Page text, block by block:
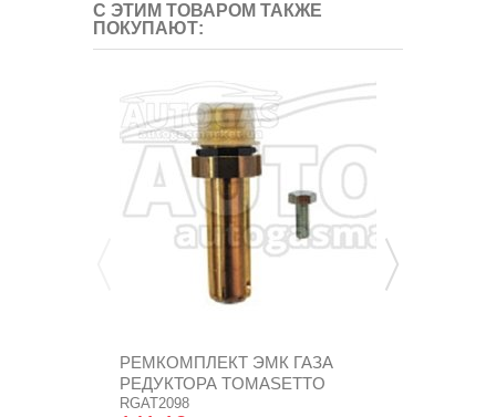
С ЭТИМ ТОВАРОМ ТАКЖЕ
ПОКУПАЮТ:
РЕМКОМПЛЕКТ ЭМК ГАЗА
РЕДУКТОРА TOMASETTO
AT07,...
RGAT2098